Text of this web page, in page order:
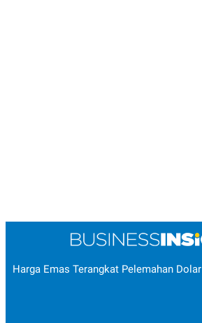
Harga Emas Terangkat Pelemahan Dolar